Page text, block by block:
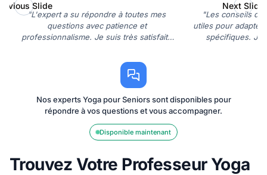
"L'expert a su répondre à toutes mes
questions avec patience et
professionnalisme. Je suis très satisfaite
"Les conseils
utiles pour adapter
spécifiques. Je
Slide Next Slide
Nos experts Yoga pour Seniors sont disponibles pour
répondre à vos questions et vous accompagner.
Disponible maintenant
Trouvez Votre Professeur Yoga